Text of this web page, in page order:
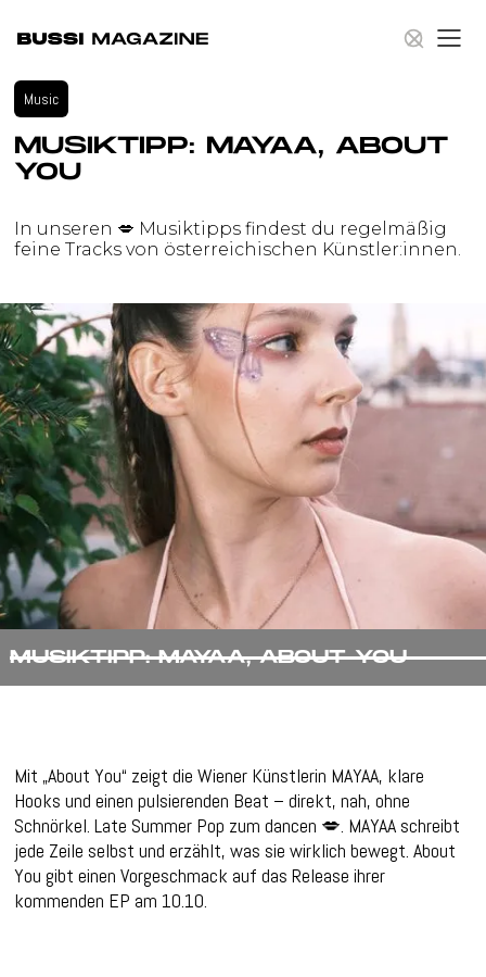
Hit Enter to Search or X to close
Music
MUSIKTIPP: MAYAA, ABOUT
YOU
In unseren 💋 Musiktipps findest du regelmäßig
feine Tracks von österreichischen Künstler:innen.
MUSIKTIPP: MAYAA, ABOUT YOU
Mit „About You“ zeigt die Wiener Künstlerin MAYAA, klare
Hooks und einen pulsierenden Beat – direkt, nah, ohne
Schnörkel. Late Summer Pop zum dancen 💋. MAYAA schreibt
jede Zeile selbst und erzählt, was sie wirklich bewegt. About
You gibt einen Vorgeschmack auf das Release ihrer
kommenden EP am 10.10.